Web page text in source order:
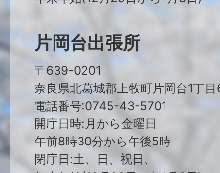
片岡台出張所
〒639-0201
奈良県北葛城郡上牧町片岡台1丁目
電話番号:0745-43-5701
開庁日時:月から金曜日
午前8時30分から午後5時
閉庁日:土、日、祝日、